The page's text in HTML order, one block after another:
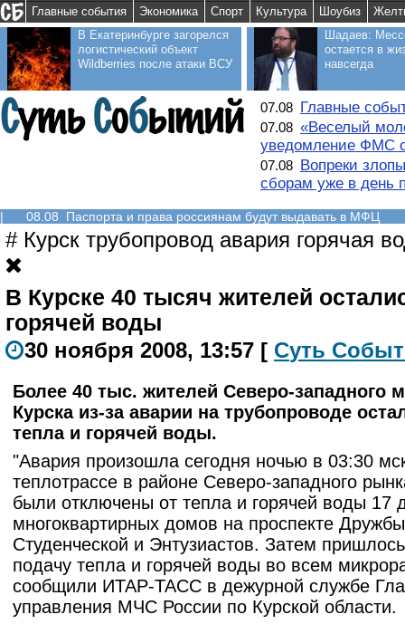
Главные события Экономика Спорт Культура Шоубиз
В Екатеринбурге загорелся
логистический объект
Wildberries после атаки ВСУ
Шадаев:
остается в
навсегда
07.08 Главные
07.08 «Веселый
уведомление ФМС
07.08 Вопреки
сборам уже в день
| 08.08 Паспорта и права россиянам будут выдавать в МФЦ
# Курск трубопровод авария горячая
В Курске 40 тысяч жителей
горячей воды
30 ноября 2008, 13:57 [ Суть Соб
Более 40 тыс. жителей Северо-западного
Курска из-за аварии на трубопроводе
тепла и горячей воды.
"Авария произошла сегодня ночью в 03:30
теплотрассе в районе Северо-западного
были отключены от тепла и горячей воды 17
многоквартирных домов на проспекте
Студенческой и Энтузиастов. Затем
подачу тепла и горячей воды во всем
сообщили ИТАР-ТАСС в дежурной службе
управления МЧС России по Курской области.